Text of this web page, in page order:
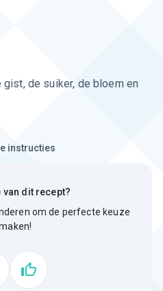
de suiker, de bloem en
instructies
van dit recept?
om de perfecte keuze